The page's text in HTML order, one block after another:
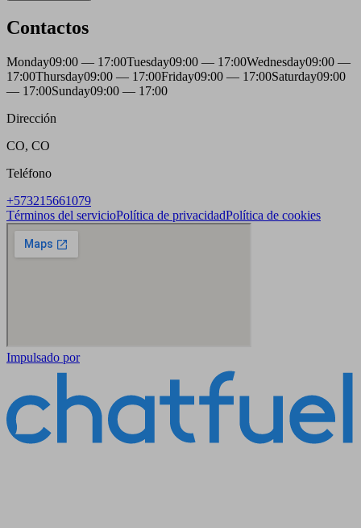
Contactos
Monday09:00 — 17:00Tuesday09:00 — 17:00Wednesday09:00 —
17:00Thursday09:00 — 17:00Friday09:00 — 17:00Saturday09:00
— 17:00Sunday09:00 — 17:00
Dirección
CO, CO
Teléfono
+573215661079
Términos del servicioPolítica de privacidadPolítica de cookies
Impulsado por